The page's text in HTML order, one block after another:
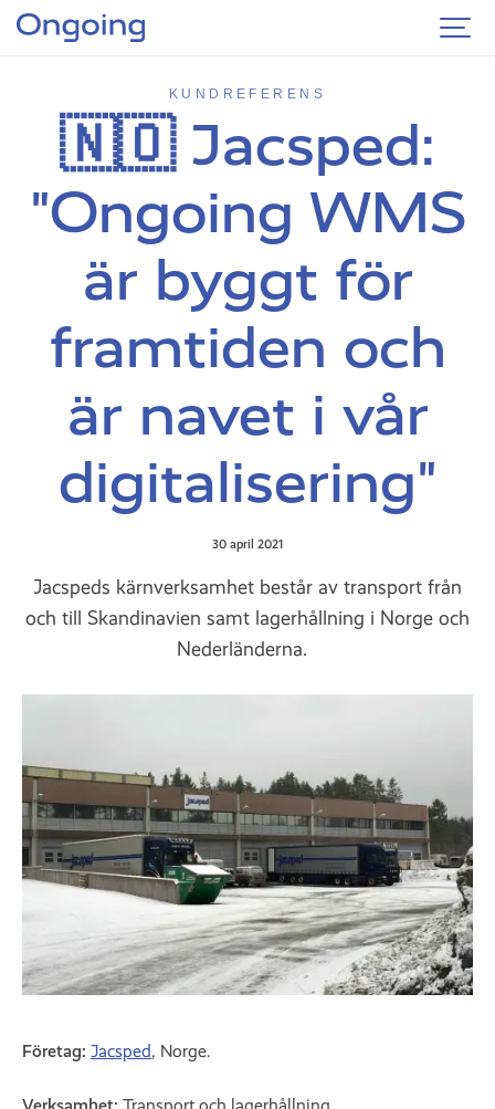
KUNDREFERENS
🇳🇴 Jacsped:
"Ongoing WMS
är byggt för
framtiden och
är navet i vår
digitalisering"
30 april 2021
Jacspeds kärnverksamhet består av transport från
och till Skandinavien samt lagerhållning i Norge och
Nederländerna.
Företag: Jacsped, Norge.